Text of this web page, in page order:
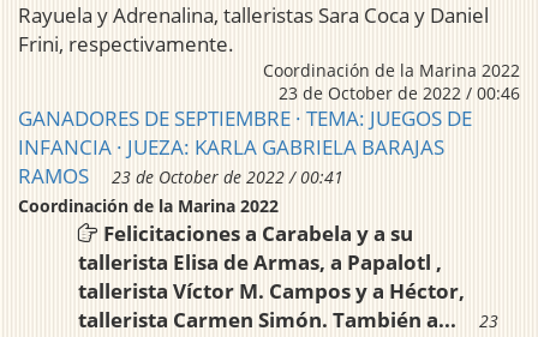
Rayuela y Adrenalina, talleristas Sara Coca y Daniel
Frini, respectivamente.
Coordinación de la Marina 2022
23 de October de 2022 / 00:46
GANADORES DE SEPTIEMBRE · TEMA: JUEGOS DE
INFANCIA · JUEZA: KARLA GABRIELA BARAJAS
RAMOS
23 de October de 2022 / 00:41
Coordinación de la Marina 2022
Felicitaciones a Carabela y a su
tallerista Elisa de Armas, a Papalotl ,
tallerista Víctor M. Campos y a Héctor,
tallerista Carmen Simón. También a...
23